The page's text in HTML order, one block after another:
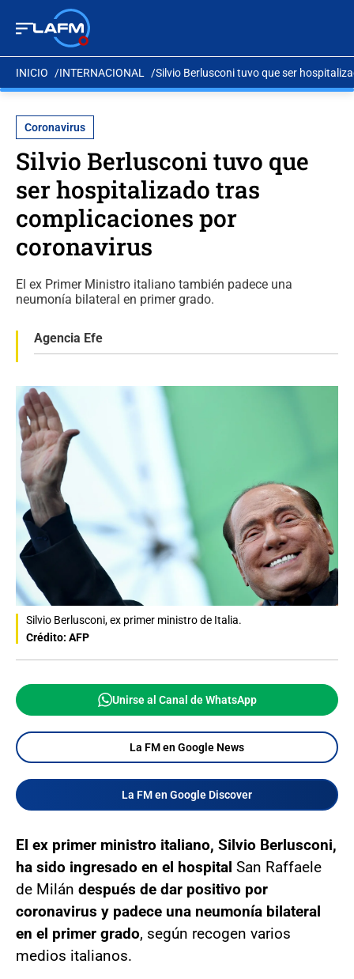
INICIO INTERNACIONAL Silvio Berlusconi tuvo que ser
Coronavirus
Silvio Berlusconi tuvo que
ser hospitalizado tras
complicaciones por
coronavirus
El ex Primer Ministro italiano también padece una
neumonía bilateral en primer grado.
Agencia Efe
Silvio Berlusconi, ex primer ministro de Italia.
Crédito: AFP
Unirse al Canal de WhatsApp
La FM en Google News
La FM en Google Discover
El ex primer ministro italiano, Silvio Berlusconi,
ha sido ingresado en el hospital San Raffaele
de Milán después de dar positivo por
coronavirus y padece una neumonía bilateral
en el primer grado, según recogen varios
medios italianos.